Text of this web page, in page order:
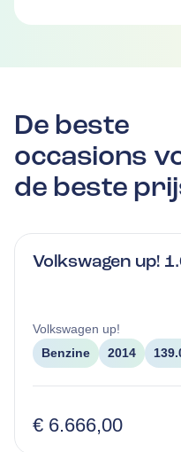
De beste
occasions
de beste
Volkswagen up!
Volkswagen up!
Benzine
2014
€ 6.666,00